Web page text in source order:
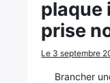
plaque
prise
Le 3 septembre
Brancher